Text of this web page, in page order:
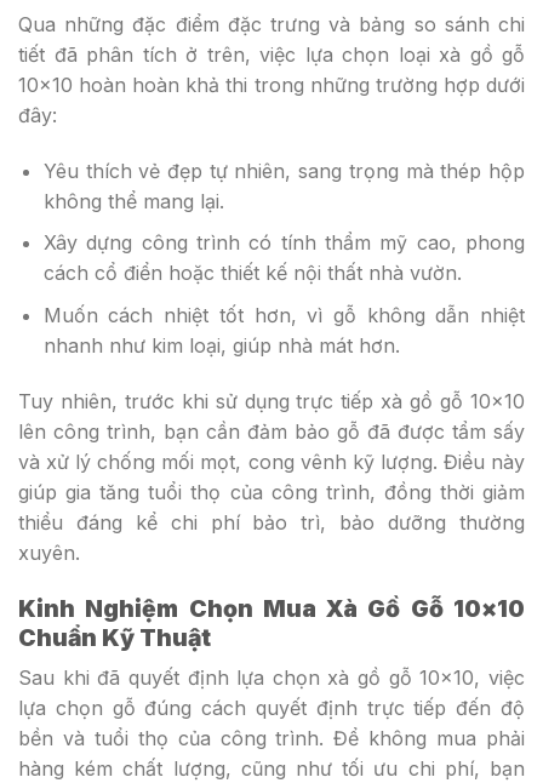
Qua những đặc điểm đặc trưng và bảng so sánh chi
tiết đã phân tích ở trên, việc lựa chọn loại xà gồ gỗ
10×10 hoàn hoàn khả thi trong những trường hợp dưới
đây:
Yêu thích vẻ đẹp tự nhiên, sang trọng mà thép hộp
không thể mang lại.
Xây dựng công trình có tính thẩm mỹ cao, phong
cách cổ điển hoặc thiết kế nội thất nhà vườn.
Muốn cách nhiệt tốt hơn, vì gỗ không dẫn nhiệt
nhanh như kim loại, giúp nhà mát hơn.
Tuy nhiên, trước khi sử dụng trực tiếp xà gồ gỗ 10×10
lên công trình, bạn cần đảm bảo gỗ đã được tẩm sấy
và xử lý chống mối mọt, cong vênh kỹ lượng. Điều này
giúp gia tăng tuổi thọ của công trình, đồng thời giảm
thiểu đáng kể chi phí bảo trì, bảo dưỡng thường
xuyên.
Kinh Nghiệm Chọn Mua Xà Gồ Gỗ 10×10
Chuẩn Kỹ Thuật
Sau khi đã quyết định lựa chọn xà gồ gỗ 10×10, việc
lựa chọn gỗ đúng cách quyết định trực tiếp đến độ
bền và tuổi thọ của công trình. Để không mua phải
hàng kém chất lượng, cũng như tối ưu chi phí, bạn